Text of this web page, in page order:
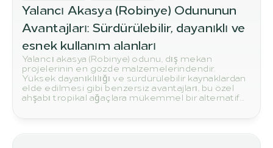
Yalancı Akasya (Robinye) Odununun
Avantajları: Sürdürülebilir, dayanıklı ve
esnek kullanım alanları
Yalancı akasya (Robinye) odunu, dış mekan
projelerinin en gözde malzemelerindendir.
Yüksek dayanıklılığı ve sürdürülebilir kaynaklardan
elde edilmesi gibi benzersiz avantajları, bu özel
ahşabı tropikal ağaçlara mükemmel bir alternatif
haline getirir. Bahçenizde, terasınızda ve yapı